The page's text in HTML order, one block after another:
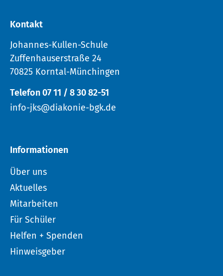
Kontakt
Johannes-Kullen-Schule
Zuffenhauserstraße 24
70825 Korntal-Münchingen
Telefon 07 11 / 8 30 82-51
info-jks@diakonie-bgk.de
Informationen
Über uns
Aktuelles
Mitarbeiten
Für Schüler
Helfen + Spenden
Hinweisgeber